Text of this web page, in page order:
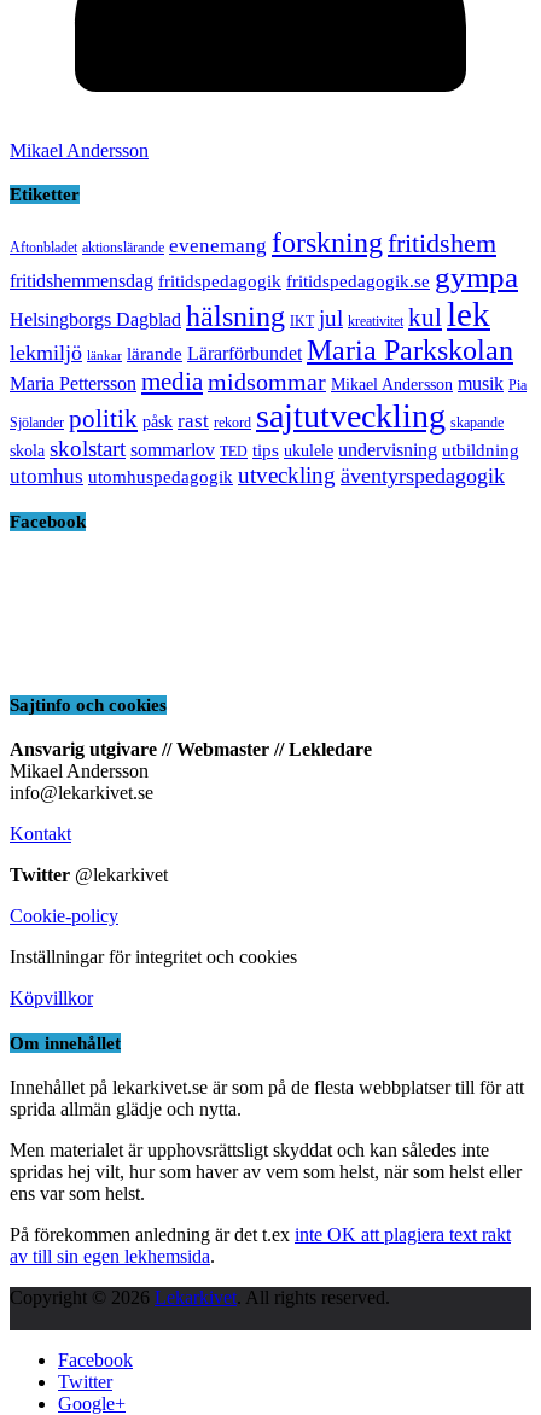
Mikael Andersson
Etiketter
Aftonbladet aktionslärande evenemang forskningfritidshem
fritidshemmensdag fritidspedagogik fritidspedagogik.se gympa
Helsingborgs Dagblad hälsning IKT jul kreativitet kul lek
lekmiljö länkar lärande Lärarförbundet Maria Parkskolan
Maria Pettersson mediamidsommar Mikael Andersson musik Pia
Sjölander politik påsk rast rekord sajtutveckling skapande
skola skolstart sommarlov TED tips ukulele undervisning utbildning
utomhus utomhuspedagogik utveckling äventyrspedagogik
Facebook
Sajtinfo och cookies
Ansvarig utgivare // Webmaster // Lekledare
Mikael Andersson
info@lekarkivet.se
Kontakt
Twitter @lekarkivet
Cookie-policy
Inställningar för integritet och cookies
Köpvillkor
Om innehållet
Innehållet på lekarkivet.se är som på de flesta webbplatser till för att
sprida allmän glädje och nytta.
Men materialet är upphovsrättsligt skyddat och kan således inte
spridas hej vilt, hur som haver av vem som helst, när som helst eller
ens var som helst.
På förekommen anledning är det t.ex inte OK att plagiera text rakt
av till sin egen lekhemsida.
Copyright © 2026 Lekarkivet. All rights reserved.
Facebook
Twitter
Google+